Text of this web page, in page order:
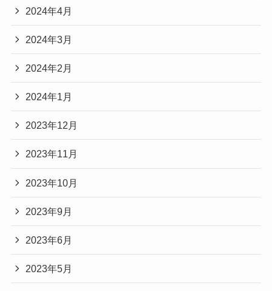
2024年4月
2024年3月
2024年2月
2024年1月
2023年12月
2023年11月
2023年10月
2023年9月
2023年6月
2023年5月